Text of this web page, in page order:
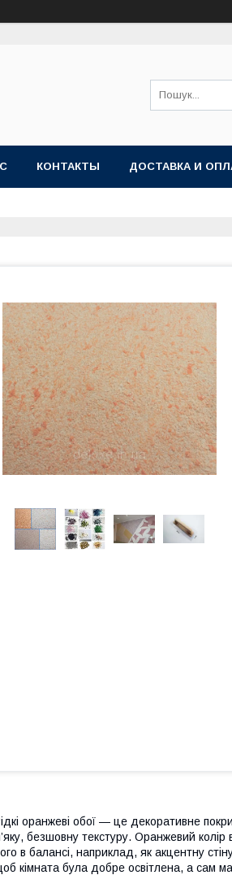
КОНТАКТЫ ДОСТАВКА И
оранжеві обої — це декоративне
безшовну текстуру. Оранжевий колір
в балансі, наприклад, як акцентну
кімната була добре освітлена, а сам